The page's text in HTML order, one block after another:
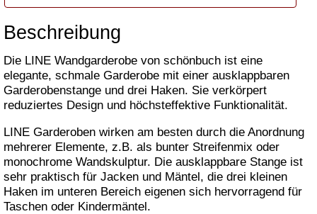
Beschreibung
Die LINE Wandgarderobe von schönbuch ist eine
elegante, schmale Garderobe mit einer ausklappbaren
Garderobenstange und drei Haken. Sie verkörpert
reduziertes Design und höchsteffektive Funktionalität.
LINE Garderoben wirken am besten durch die Anordnung
mehrerer Elemente, z.B. als bunter Streifenmix oder
monochrome Wandskulptur. Die ausklappbare Stange ist
sehr praktisch für Jacken und Mäntel, die drei kleinen
Haken im unteren Bereich eigenen sich hervorragend für
Taschen oder Kindermäntel.